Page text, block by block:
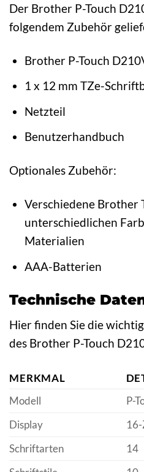
Der Brother P-Touch
folgendem Zubehör
Brother P-Touch
1 x 12 mm TZe-
Netzteil
Benutzerhandbuch
Optionales Zubehör:
Verschiedene Brother
unterschiedlichen
Materialien
AAA-Batterien
Technische
Hier finden Sie die
des Brother P-Touch
MERKMAL
Modell
P-
Display
Schriftarten
14